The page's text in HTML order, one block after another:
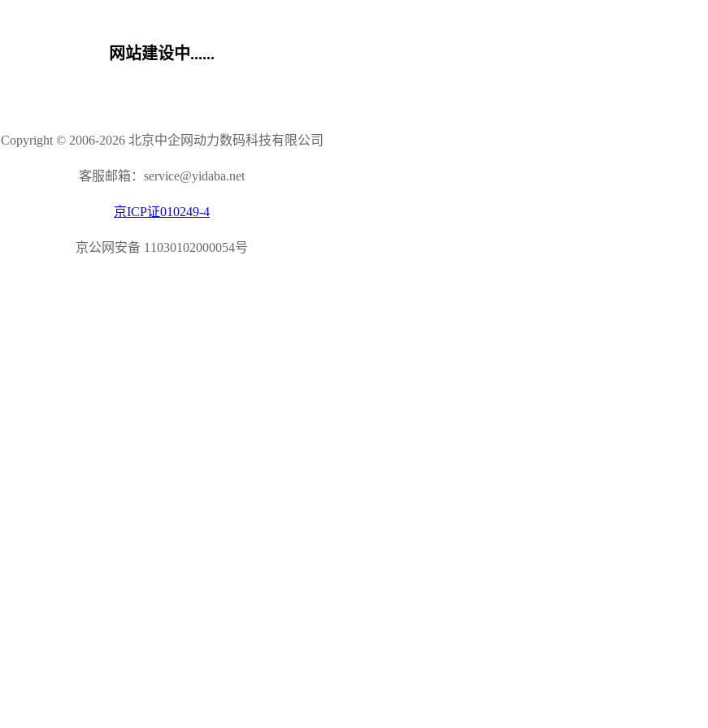
网站建设中......
Copyright © 2006-2026 北京中企网动力数码科技有限公司
客服邮箱：service@yidaba.net
京ICP证010249-4
京公网安备 11030102000054号